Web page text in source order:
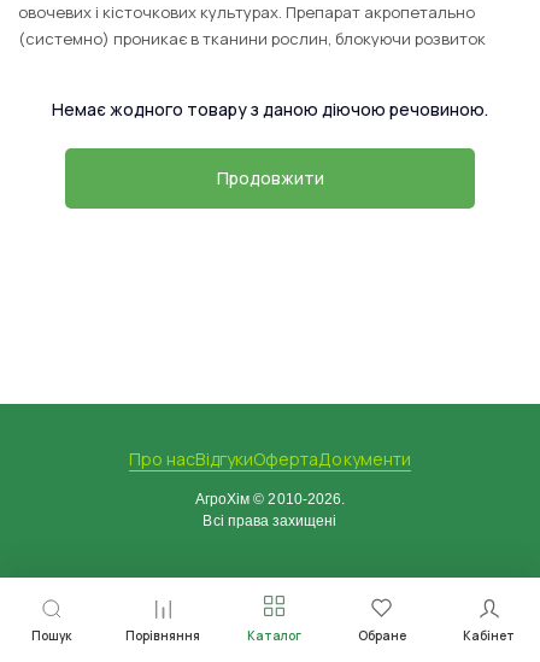
Пошук Порівняння Каталог Обране Кабінет
овочевих і кісточкових культурах. Препарат акропетально
(системно) проникає в тканини рослин, блокуючи розвиток
захист і підвищує врожайність культур.
Немає жодного товару з даною діючою речовиною.
Продовжити
Про насВідгукиОфертаДокументи
АгроХім © 2010-2026.
Всі права захищені